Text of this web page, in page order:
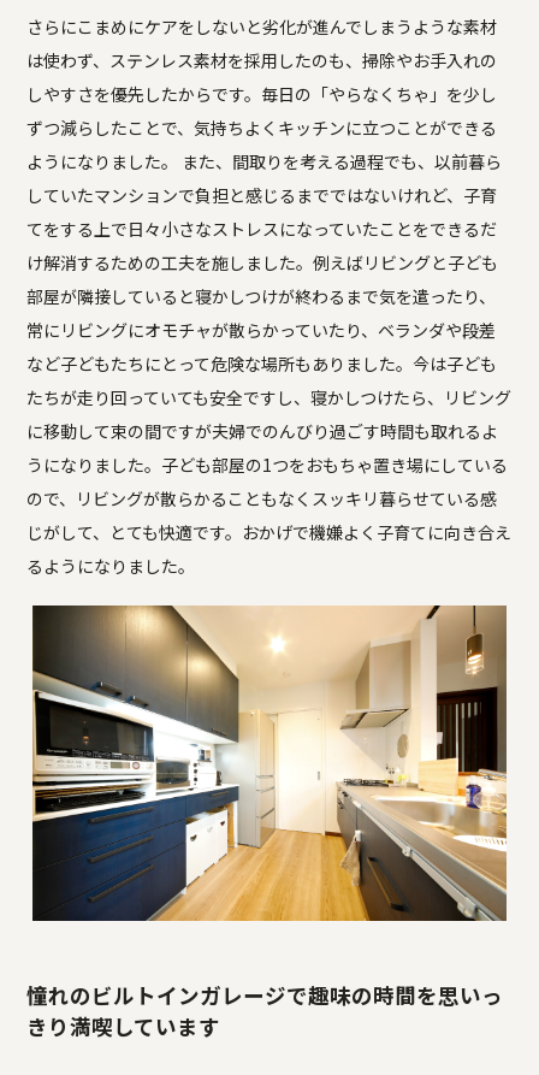
さらにこまめにケアをしないと劣化が進んでしまうような素材
は使わず、ステンレス素材を採用したのも、掃除やお手入れの
しやすさを優先したからです。毎日の「やらなくちゃ」を少し
ずつ減らしたことで、気持ちよくキッチンに立つことができる
ようになりました。 また、間取りを考える過程でも、以前暮ら
していたマンションで負担と感じるまでではないけれど、子育
てをする上で日々小さなストレスになっていたことをできるだ
け解消するための工夫を施しました。例えばリビングと子ども
部屋が隣接していると寝かしつけが終わるまで気を遣ったり、
常にリビングにオモチャが散らかっていたり、ベランダや段差
など子どもたちにとって危険な場所もありました。今は子ども
たちが走り回っていても安全ですし、寝かしつけたら、リビング
に移動して束の間ですが夫婦でのんびり過ごす時間も取れるよ
うになりました。子ども部屋の1つをおもちゃ置き場にしている
ので、リビングが散らかることもなくスッキリ暮らせている感
じがして、とても快適です。おかげで機嫌よく子育てに向き合え
るようになりました。
憧れのビルトインガレージで趣味の時間を思いっ
きり満喫しています